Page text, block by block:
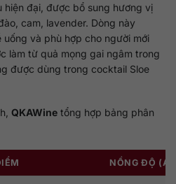
hiện đại, được bổ sung hương vị
cam, lavender. Dòng này
và phù hợp cho người mới
làm từ quả mọng gai ngâm trong
được dùng trong cocktail Sloe
QKAWine tổng hợp bảng phân
NỒNG ĐỘ